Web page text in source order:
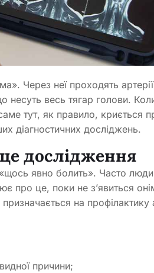
Через неї проходять
несуть весь тягар голови.
тут, як правило, криється
діагностичних досліджень.
дослідження
явно болить». Часто
про це, поки не з’явиться
на
причини;